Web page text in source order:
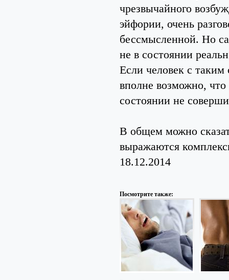
чрезвычайного
эйфории, очень
бессмысленной. Но
не в состоянии
Если человек с
вполне возможно,
состоянии не
В общем можно
выражаются
18.12.2014
Посмотрите также: